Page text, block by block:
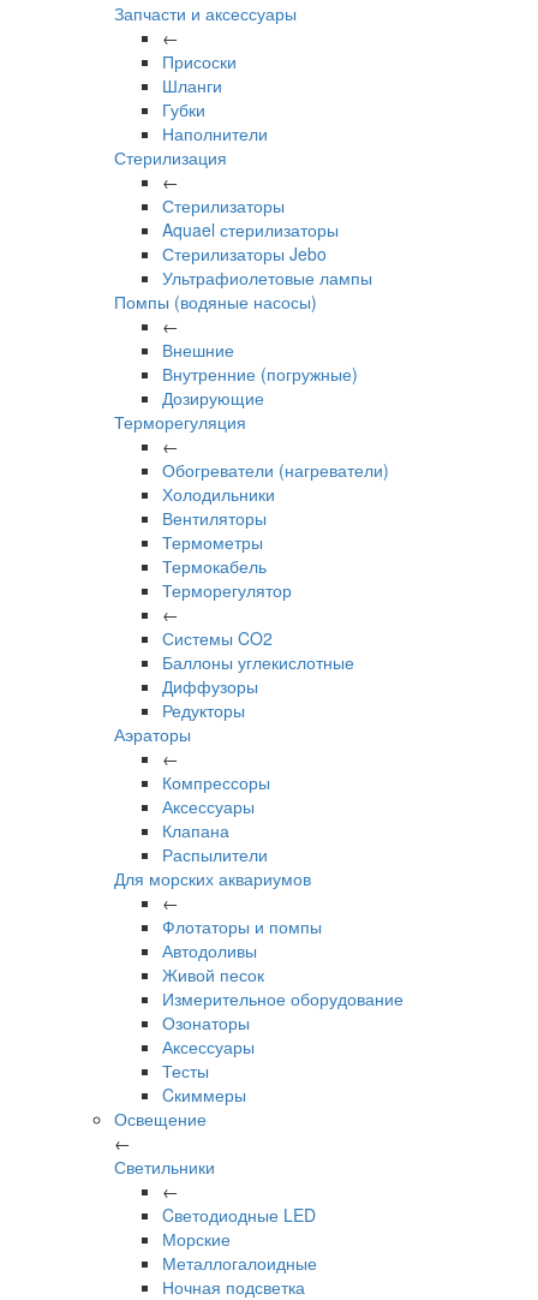
Запчасти и аксессуары
←
Присоски
Шланги
Губки
Наполнители
Стерилизация
←
Стерилизаторы
Aquael стерилизаторы
Стерилизаторы Jebo
Ультрафиолетовые лампы
Помпы (водяные насосы)
←
Внешние
Внутренние (погружные)
Дозирующие
Терморегуляция
←
Обогреватели (нагреватели)
Холодильники
Вентиляторы
Термометры
Термокабель
Терморегулятор
←
Системы CO2
Баллоны углекислотные
Диффузоры
Редукторы
Аэраторы
←
Компрессоры
Аксессуары
Клапана
Распылители
Для морских аквариумов
←
Флотаторы и помпы
Автодоливы
Живой песок
Измерительное оборудование
Озонаторы
Аксессуары
Тесты
Cкиммеры
Освещение
←
Светильники
←
Cветодиодные LED
Морские
Металлогалоидные
Ночная подсветка